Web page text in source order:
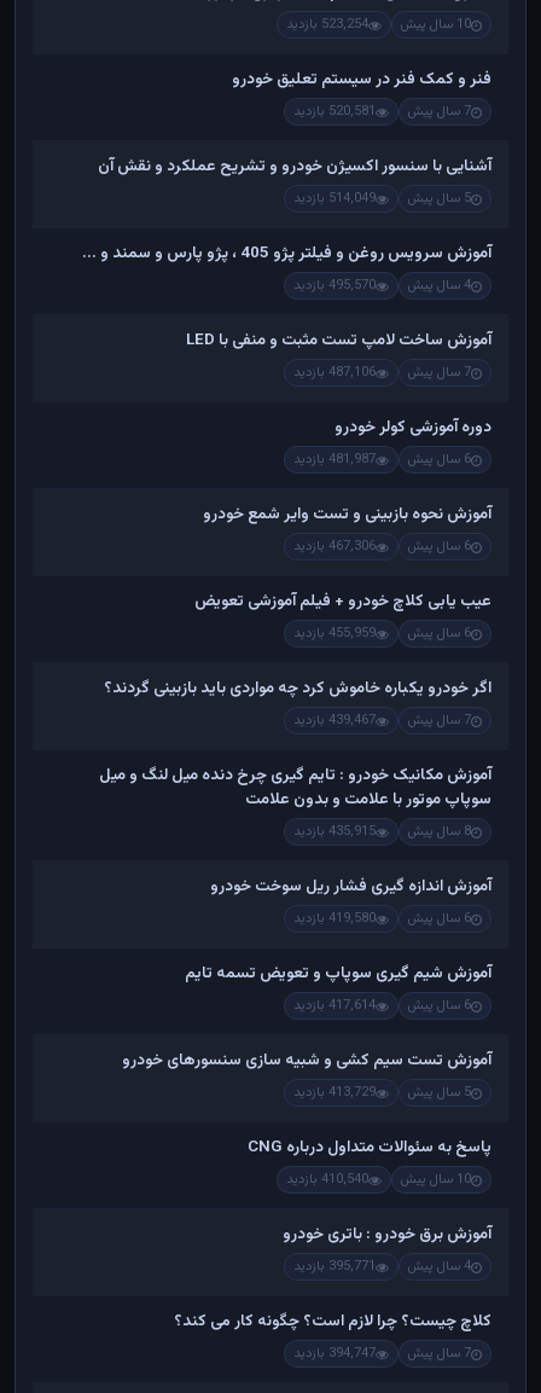
10 سال پیش 523,254 بازدید
فنر و کمک فنر در سیستم تعلیق خودرو
7 سال پیش 520,581 بازدید
آشنایی با سنسور اکسیژن خودرو و تشریح عملکرد و نقش آن
5 سال پیش 514,049 بازدید
آموزش سرویس روغن و فیلتر پژو 405 ، پژو پارس و سمند و ...
4 سال پیش 495,570 بازدید
آموزش ساخت لامپ تست مثبت و منفی با LED
7 سال پیش 487,106 بازدید
دوره آموزشی کولر خودرو
6 سال پیش 481,987 بازدید
آموزش نحوه بازبینی و تست وایر شمع خودرو
6 سال پیش 467,306 بازدید
عیب یابی کلاچ خودرو + فیلم آموزشی تعویض
6 سال پیش 455,959 بازدید
اگر خودرو یکباره خاموش کرد چه مواردی باید بازبینی گردند؟
7 سال پیش 439,467 بازدید
آموزش مکانیک خودرو : تایم گیری چرخ دنده میل لنگ و میل
سوپاپ موتور با علامت و بدون علامت
8 سال پیش 435,915 بازدید
آموزش اندازه گیری فشار ریل سوخت خودرو
6 سال پیش 419,580 بازدید
آموزش شیم گیری سوپاپ و تعویض تسمه تایم
6 سال پیش 417,614 بازدید
آموزش تست سیم کشی و شبیه سازی سنسورهای خودرو
5 سال پیش 413,729 بازدید
پاسخ به سئوالات متداول درباره CNG
10 سال پیش 410,540 بازدید
آموزش برق خودرو : باتری خودرو
4 سال پیش 395,771 بازدید
کلاچ چیست؟ چرا لازم است؟ چگونه کار می کند؟
7 سال پیش 394,747 بازدید